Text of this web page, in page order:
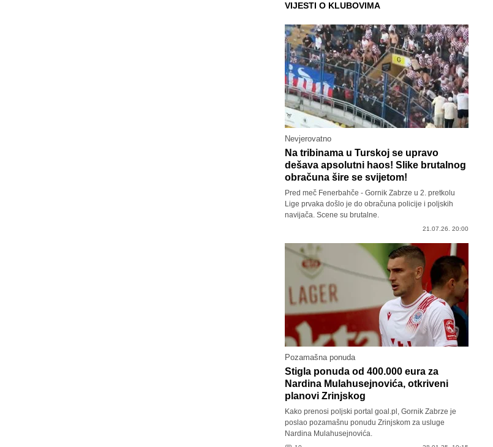
VIJESTI O KLUBOVIMA
Nevjerovatno
Na tribinama u Turskoj se upravo
dešava apsolutni haos! Slike brutalnog
obračuna šire se svijetom!
Pred meč Fenerbahče - Gornik Zabrze u 2. pretkolu
Lige prvaka došlo je do obračuna policije i poljskih
navijača. Scene su brutalne.
21.07.26. 20:00
Pozamašna ponuda
Stigla ponuda od 400.000 eura za
Nardina Mulahusejnovića, otkriveni
planovi Zrinjskog
Kako prenosi poljski portal goal.pl, Gornik Zabrze je
poslao pozamašnu ponudu Zrinjskom za usluge
Nardina Mulahusejnovića.